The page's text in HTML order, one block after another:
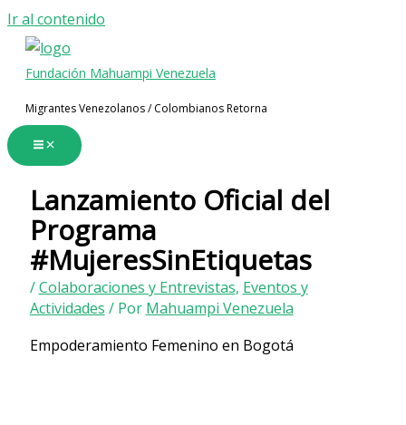
Ir al contenido
Fundación Mahuampi Venezuela
Migrantes Venezolanos / Colombianos Retorna
Lanzamiento Oficial del
Programa
#MujeresSinEtiquetas
/Colaboraciones y Entrevistas, Eventos y
Actividades / Por Mahuampi Venezuela
Empoderamiento Femenino en Bogotá